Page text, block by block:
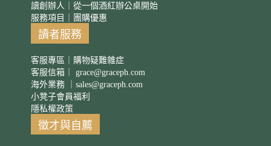
讀創辦人｜從一個酒紅辦公桌開始
服務項目｜團購優惠
讀者服務
客服專區｜購物疑難雜症
客服信箱｜ grace@graceph.com
海外業務 ｜ sales@graceph.com
小凳子會員福利
隱私權政策
徵才與自薦